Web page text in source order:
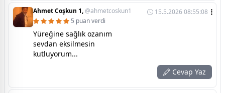
Ahmet Coşkun 1,@ahmetcoskun1
15.5.2026 08:55:08
5 puan verdi
Yüreğine sağlık ozanım
sevdan eksilmesin
kutluyorum...
Cevap Yaz